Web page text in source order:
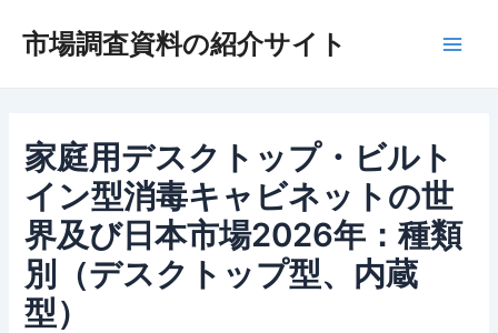
市場調査資料の紹介サイト
家庭用デスクトップ・ビルト
イン型消毒キャビネットの世
界及び日本市場2026年：種類
別（デスクトップ型、内蔵
型）